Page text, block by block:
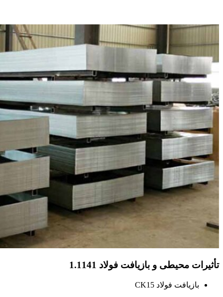
تأثیرات محیطی و بازیافت فولاد 1.1141
بازیافت فولاد CK15